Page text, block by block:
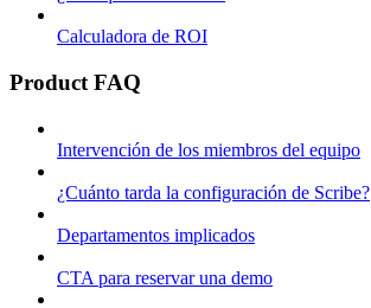
Calculadora de ROI
Product FAQ
Intervención de los miembros del equipo
¿Cuánto tarda la configuración de Scribe?
Departamentos implicados
CTA para reservar una demo